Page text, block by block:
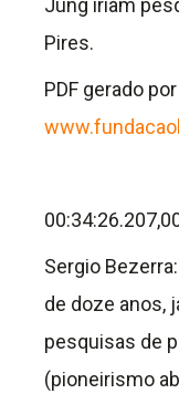
Jung iriam
Pires.
PDF gerado por
Sergio
de doze anos,
pesquisas de
(pioneirismo